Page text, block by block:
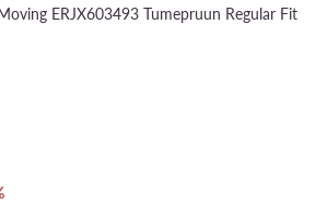
ERJX603493 Tumepruun Regular Fit
€